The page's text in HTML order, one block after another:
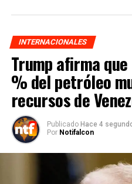
INTERNACIONALES
Trump afirma que
% del petróleo
recursos de
Publicado Hace 4
Por Notifalcon